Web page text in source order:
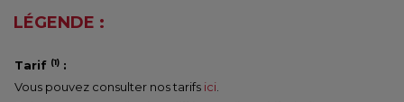
LÉGENDE :
Tarif (1) :
Vous pouvez consulter nos tarifs ici